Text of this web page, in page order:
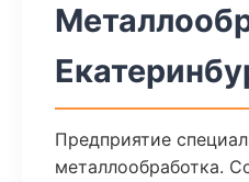
Предприятие
металлообработка.